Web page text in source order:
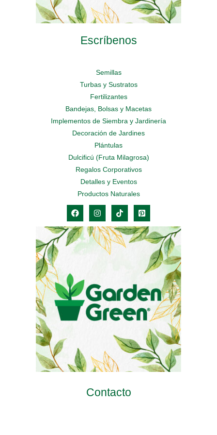
Escríbenos
Semillas
Turbas y Sustratos
Fertilizantes
Bandejas, Bolsas y Macetas
Implementos de Siembra y Jardinería
Decoración de Jardines
Plántulas
Dulcificú (Fruta Milagrosa)
Regalos Corporativos
Detalles y Eventos
Productos Naturales
Contacto